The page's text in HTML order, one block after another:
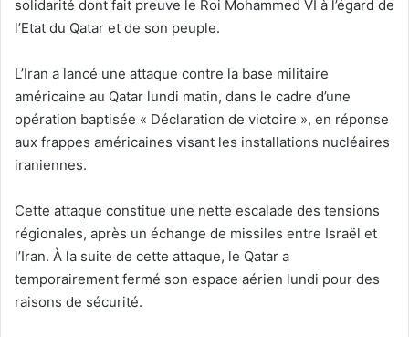
solidarité dont fait preuve le Roi Mohammed VI à l’égard de
l’Etat du Qatar et de son peuple.
L’Iran a lancé une attaque contre la base militaire
américaine au Qatar lundi matin, dans le cadre d’une
opération baptisée « Déclaration de victoire », en réponse
aux frappes américaines visant les installations nucléaires
iraniennes.
Cette attaque constitue une nette escalade des tensions
régionales, après un échange de missiles entre Israël et
l’Iran. À la suite de cette attaque, le Qatar a
temporairement fermé son espace aérien lundi pour des
raisons de sécurité.